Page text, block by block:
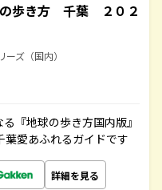
歩き方 千葉 ２０２
ズ（国内）
『地球の歩き方国内版』
葉愛あふれるガイドです
詳細を見る